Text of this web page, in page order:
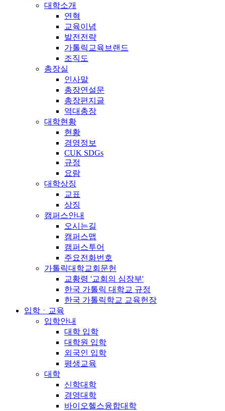
대학소개
연혁
교육이념
발전전략
가톨릭교육브랜드
조직도
총장실
인사말
총장연설문
총장편지글
역대총장
대학현황
현황
경영정보
CUK SDGs
규정
요람
대학상징
교표
상징
캠퍼스안내
오시는길
캠퍼스맵
캠퍼스투어
주요전화번호
가톨릭대학교회문헌
교황령 '교회의 심장부'
한국 가톨릭 대학교 규정
한국 가톨릭학교 교육헌장
입학ㆍ교육
입학안내
대학 입학
대학원 입학
외국인 입학
평생교육
대학
신학대학
경영대학
바이오헬스융합대학